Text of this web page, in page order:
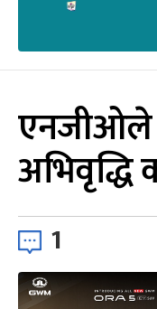
एनजीओले
अभिवृद्धि
1